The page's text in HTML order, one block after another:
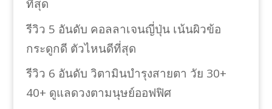
ที่สุด
รีวิว 5 อันดับ คอลลาเจนญี่ปุ่น เน้นผิวข้อ
กระดูกดี ตัวไหนดีที่สุด
รีวิว 6 อันดับ วิตามินบำรุงสายตา วัย 30+
40+ ดูแลดวงตามนุษย์ออฟฟิศ